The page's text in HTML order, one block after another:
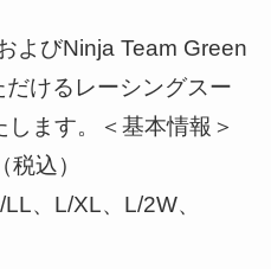
よびNinja Team Green
けるレーシングスー
ます。＜基本情報＞
込）
、L/XL、L/2W、